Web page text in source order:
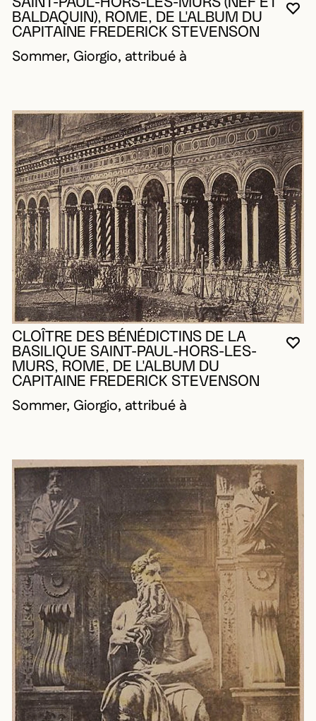
BALDAQUIN), ROME, DE L'ALBUM DU
CAPITAINE FREDERICK STEVENSON
Sommer, Giorgio, attribué à
CLOÎTRE DES BÉNÉDICTINS DE LA
BASILIQUE SAINT-PAUL-HORS-LES-
MURS, ROME, DE L'ALBUM DU
CAPITAINE FREDERICK STEVENSON
Sommer, Giorgio, attribué à